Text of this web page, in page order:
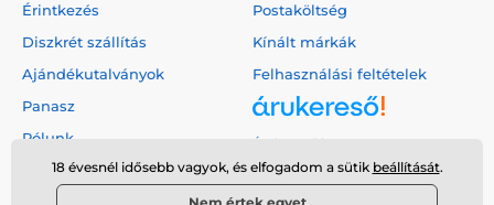
Érintkezés
Diszkrét szállítás
Ajándékutalványok
Panasz
Rólunk
Postaköltség
Kínált márkák
Felhasználási feltételek
Árukereső.hu
18 évesnél idősebb vagyok, és elfogadom a sütik beállítását.